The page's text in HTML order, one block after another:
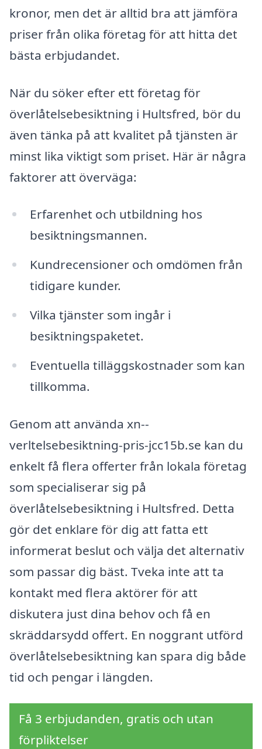
kronor, men det är alltid bra att jämföra
priser från olika företag för att hitta det
bästa erbjudandet.
När du söker efter ett företag för
överlåtelsebesiktning i Hultsfred, bör du
även tänka på att kvalitet på tjänsten är
minst lika viktigt som priset. Här är några
faktorer att överväga:
Erfarenhet och utbildning hos
besiktningsmannen.
Kundrecensioner och omdömen från
tidigare kunder.
Vilka tjänster som ingår i
besiktningspaketet.
Eventuella tilläggskostnader som kan
tillkomma.
Genom att använda xn--
verltelsebesiktning-pris-jcc15b.se kan du
enkelt få flera offerter från lokala företag
som specialiserar sig på
överlåtelsebesiktning i Hultsfred. Detta
gör det enklare för dig att fatta ett
informerat beslut och välja det alternativ
som passar dig bäst. Tveka inte att ta
kontakt med flera aktörer för att
diskutera just dina behov och få en
skräddarsydd offert. En noggrant utförd
överlåtelsebesiktning kan spara dig både
tid och pengar i längden.
Få 3 erbjudanden, gratis och utan
förpliktelser